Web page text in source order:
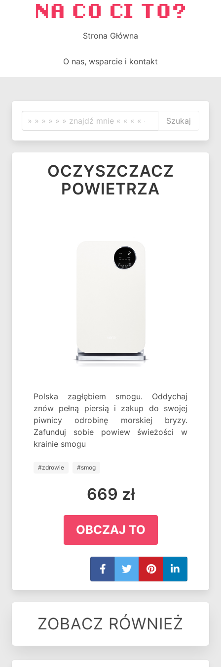
Strona Główna
O nas, wsparcie i kontakt
Szukaj
OCZYSZCZACZ
POWIETRZA
Polska zagłębiem smogu. Oddychaj
znów pełną piersią i zakup do swojej
piwnicy odrobinę morskiej bryzy.
Zafunduj sobie powiew świeżości w
krainie smogu
#zdrowie #smog
669 zł
OBCZAJ TO
ZOBACZ RÓWNIEŻ